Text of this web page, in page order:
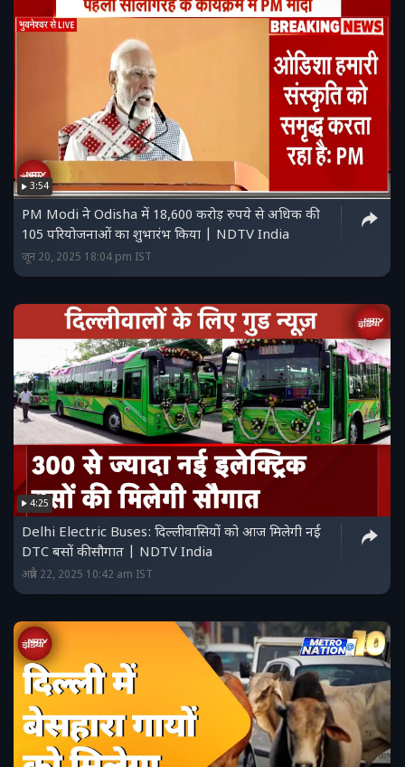
3:54
PM Modi ने Odisha में 18,600 करोड़ रुपये से अधिक की
105 परियोजनाओं का शुभारंभ किया | NDTV India
जून 20, 2025 18:04 pm IST
4:25
Delhi Electric Buses: दिल्लीवासियों को आज मिलेगी नई
DTC बसों की सौगात | NDTV India
अप्रैल 22, 2025 10:42 am IST